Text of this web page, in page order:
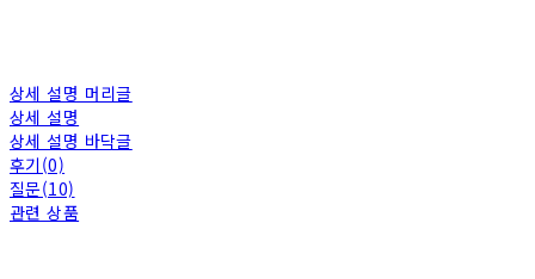
상세 설명 머리글
상세 설명
상세 설명 바닥글
후기(0)
질문(10)
관련 상품